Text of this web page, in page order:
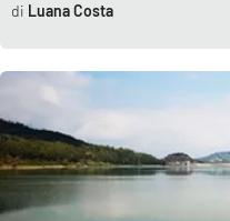
Luana Costa